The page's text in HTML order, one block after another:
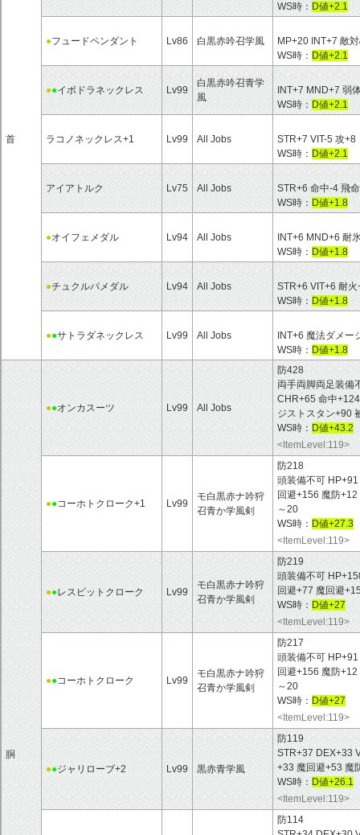
首
WS時： D値+2.1
●フュードペンダント Lv86 白黒赤吟召学風
MP+20 INT+7 敵
WS時： D値+2.1
●●イボドラネックレス Lv99
白黒赤吟召青学
風
INT+7 MND+7 弱
WS時： D値+2.1
ラコノネックレス+1 Lv99 All Jobs
STR+7 VIT-5 攻+8
WS時： D値+2.1
アイアトルク Lv75 All Jobs
STR+6 命中-4 飛
WS時： D値+1.8
●オイフェメダル Lv94 All Jobs
INT+6 MND+6 耐
WS時： D値+1.8
●チュクルパメダル Lv94 All Jobs
STR+6 VIT+6 耐
WS時： D値+1.8
●●サトラダネックレス Lv99 All Jobs
INT+6 魔法ダメー
WS時： D値+1.8
胴
●●オンカスーツ Lv99 All Jobs
防428
両手両脚両足装備
CHR+65 命中
ジストスタン+90
WS時： D値+43.2
<ItemLevel:119>
●●コーホトクローク+1 Lv99
モ白黒赤ナ吟狩
召青か学風剣
防218
頭装備不可
回避+156 魔防
～20
WS時： D値+27.3
<ItemLevel:119>
●●レスピットクローク Lv99
モ白黒赤ナ吟狩
召青か学風剣
防219
頭装備不可
回避+77 魔回避
WS時： D値+27
<ItemLevel:119>
●●コーホトクローク Lv99
モ白黒赤ナ吟狩
召青か学風剣
防217
頭装備不可
回避+156 魔防
～20
WS時： D値+27
<ItemLevel:119>
●●ジャリローブ+2 Lv99 黒赤青学風
防119
STR+37 DEX+33
+33 魔回避+53 魔
WS時： D値+26.1
<ItemLevel:119>
防114